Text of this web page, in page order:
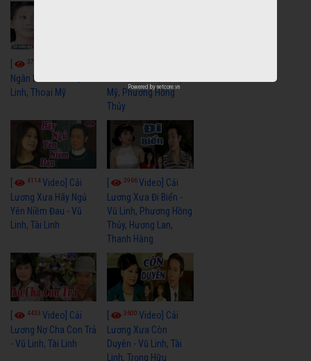
3768
Ngân Hà - Vũ Linh, Tài
Linh, Thoại Mỹ
Mỹ, Phương Hồng
Thủy
4114Video] Cải
Lương Xưa Hãy Ngủ
Yên Niềm Đau - Vũ
Linh, Tài Linh
3966Video] Cải
Lương Xưa Đi Biển -
Vũ Linh, Phương Hồng
Thủy, Hương Lan,
Thanh Hằng
4433 Video] Cải
Lương Nợ Cha Con Trả
- Vũ Linh, Tài Linh
3600Video] Cải
Lương Xưa Còn
Duyên - Vũ Linh, Tài
Linh, Trọng Hữu
Powered by netcore.vn